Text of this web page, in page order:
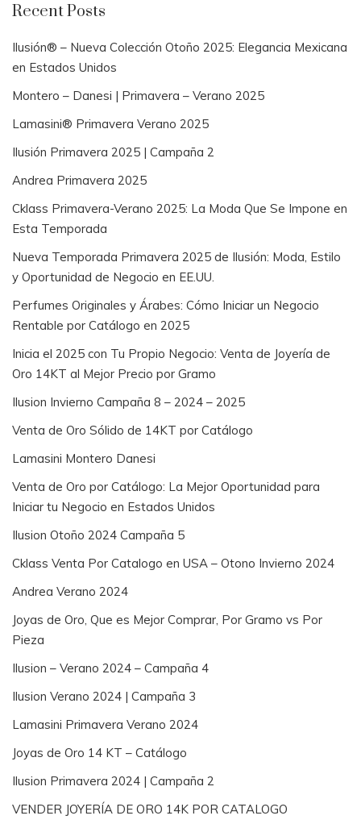
Recent Posts
Ilusión® – Nueva Colección Otoño 2025: Elegancia Mexicana
en Estados Unidos
Montero – Danesi | Primavera – Verano 2025
Lamasini® Primavera Verano 2025
Ilusión Primavera 2025 | Campaña 2
Andrea Primavera 2025
Cklass Primavera-Verano 2025: La Moda Que Se Impone en
Esta Temporada
Nueva Temporada Primavera 2025 de Ilusión: Moda, Estilo
y Oportunidad de Negocio en EE.UU.
Perfumes Originales y Árabes: Cómo Iniciar un Negocio
Rentable por Catálogo en 2025
Inicia el 2025 con Tu Propio Negocio: Venta de Joyería de
Oro 14KT al Mejor Precio por Gramo
Ilusion Invierno Campaña 8 – 2024 – 2025
Venta de Oro Sólido de 14KT por Catálogo
Lamasini Montero Danesi
Venta de Oro por Catálogo: La Mejor Oportunidad para
Iniciar tu Negocio en Estados Unidos
Ilusion Otoño 2024 Campaña 5
Cklass Venta Por Catalogo en USA – Otono Invierno 2024
Andrea Verano 2024
Joyas de Oro, Que es Mejor Comprar, Por Gramo vs Por
Pieza
Ilusion – Verano 2024 – Campaña 4
Ilusion Verano 2024 | Campaña 3
Lamasini Primavera Verano 2024
Joyas de Oro 14 KT – Catálogo
Ilusion Primavera 2024 | Campaña 2
VENDER JOYERÍA DE ORO 14K POR CATALOGO